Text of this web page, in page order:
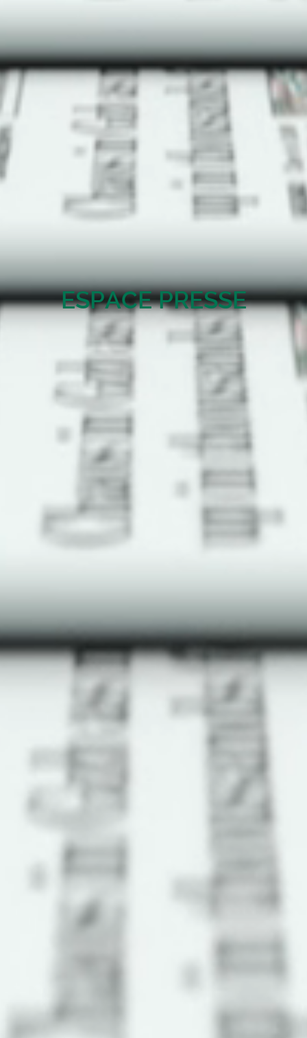
ESPACE PRESSE